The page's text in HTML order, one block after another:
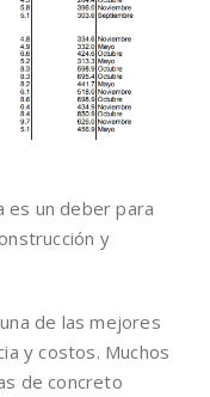
es un deber para
y
de las mejores
y costos. Muchos
de concreto